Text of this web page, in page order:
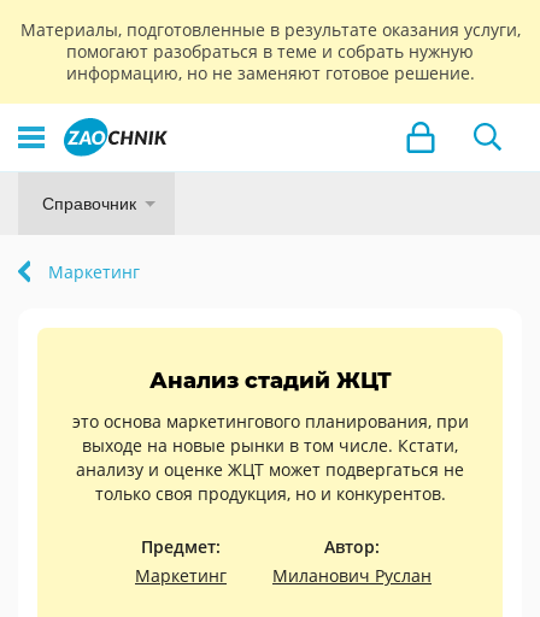
Материалы, подготовленные в результате оказания услуги,
помогают разобраться в теме и собрать нужную
информацию, но не заменяют готовое решение.
Справочник
Маркетинг
Анализ стадий ЖЦТ
это основа маркетингового планирования, при
выходе на новые рынки в том числе. Кстати,
анализу и оценке ЖЦТ может подвергаться не
только своя продукция, но и конкурентов.
Предмет:
Маркетинг
Автор:
Миланович Руслан